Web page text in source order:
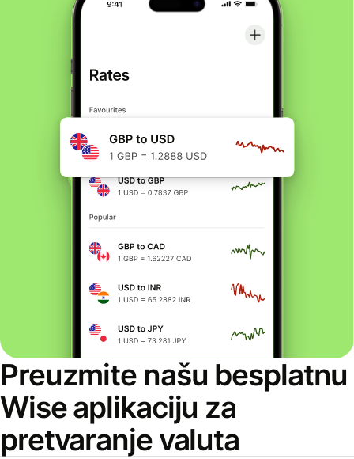
Preuzmite našu besplatnu
Wise aplikaciju za
pretvaranje valuta